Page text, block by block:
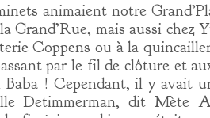
animaient notre
Grand’Rue, mais aussi chez
Coppens ou à la
par le fil de clôture et
! Cependant, il y avait
Detimmerman, dit Mète